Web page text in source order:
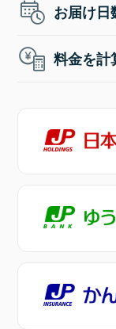
お届け日
料金を計